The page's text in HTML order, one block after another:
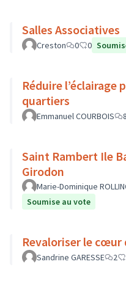
Salles Associatives
Creston 0 0
Réduire l’éclairage
quartiers
Emmanuel COURBOIS 8
Saint Rambert Ile
Girodon
Marie-Dominique
Soumise au vote
Revaloriser le cœur
Sandrine GARESSE 2